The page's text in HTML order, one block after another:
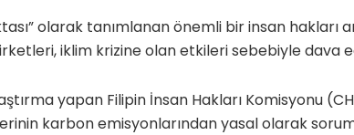
olarak tanımlanan önemli bir insan hakları
iklim krizine olan etkileri sebebiyle dava
yapan Filipin İnsan Hakları Komisyonu
karbon emisyonlarından yasal olarak